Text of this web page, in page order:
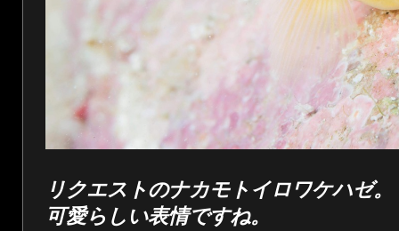
リクエストのナカモトイロワケハゼ。
可愛らしい表情ですね。